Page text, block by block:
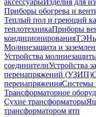
аксессуарыИзделия для
Приборы обогрева и
Теплый пол и греющий
теплотехникаПриборы
кондиционирования
Молниезащита и
Устройства
соединителиУстройства
перенапряжений (УЗИП)
перенапряженияСистемы
Трансформаторное
Сухие трансформаторы
трансформатором ятп